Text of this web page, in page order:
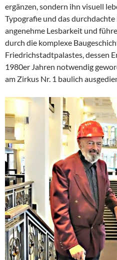
ergänzen, sondern ihn visuell
Typografie und das
angenehme Lesbarkeit und
durch die komplexe
Friedrichstadtpalastes, dessen
1980er Jahren notwendig
am Zirkus Nr. 1 baulich